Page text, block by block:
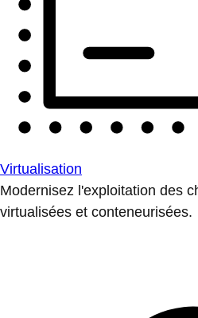
Virtualisation
Modernisez l'exploitation des
virtualisées et conteneurisées.